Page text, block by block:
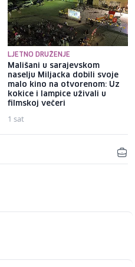
LJETNO DRUŽENJE
Mališani u sarajevskom
naselju Miljacka dobili svoje
malo kino na otvorenom: Uz
kokice i lampice uživali u
filmskoj večeri
1 sat